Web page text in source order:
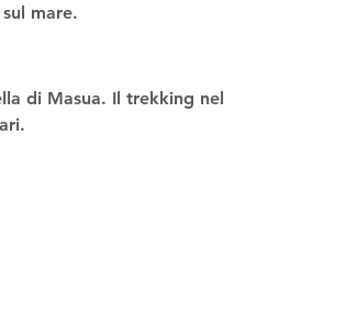
mare.
di Masua. Il trekking nel